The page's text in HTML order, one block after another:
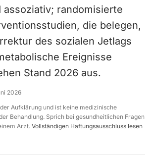
assoziativ; randomisierte
die belegen,
des sozialen Jetlags
Ereignisse
Stand 2026 aus.
2026
Aufklärung und ist keine medizinische
Behandlung. Sprich bei gesundheitlichen Fragen
Arzt. Vollständigen Haftungsausschluss lesen